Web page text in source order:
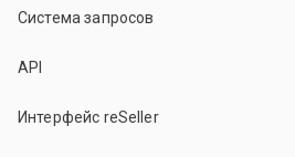
Система запросов
API
Интерфейс reSeller